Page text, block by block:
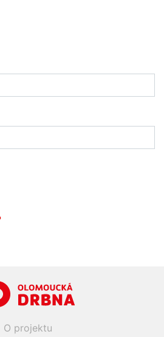
O projektu